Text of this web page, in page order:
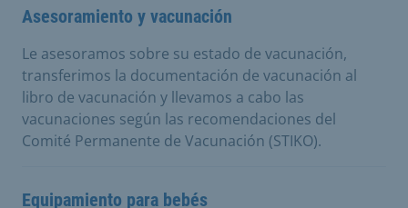
Asesoramiento y vacunación
Le asesoramos sobre su estado de vacunación,
transferimos la documentación de vacunación al
libro de vacunación y llevamos a cabo las
vacunaciones según las recomendaciones del
Comité Permanente de Vacunación (STIKO).
Equipamiento para bebés